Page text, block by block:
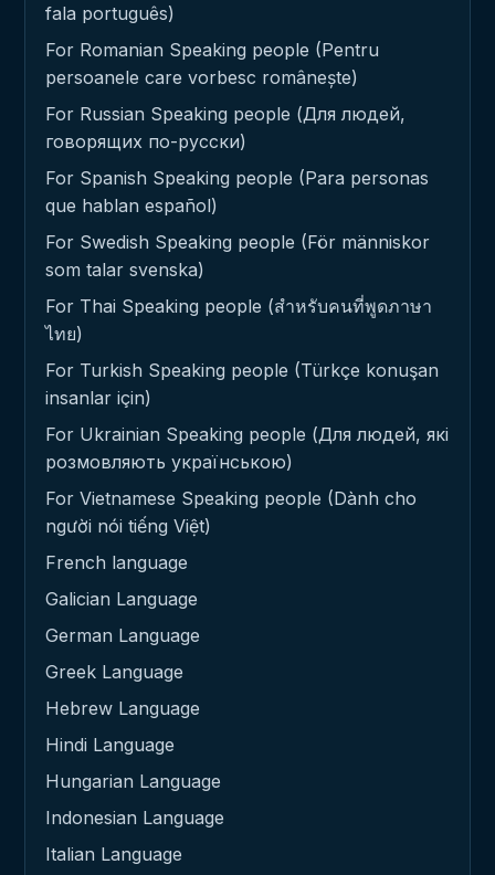
fala português)
For Romanian Speaking people (Pentru
persoanele care vorbesc românește)
For Russian Speaking people (Для людей,
говорящих по-русски)
For Spanish Speaking people (Para personas
que hablan español)
For Swedish Speaking people (För människor
som talar svenska)
For Thai Speaking people (สำหรับคนที่พูดภาษา
ไทย)
For Turkish Speaking people (Türkçe konuşan
insanlar için)
For Ukrainian Speaking people (Для людей, які
розмовляють українською)
For Vietnamese Speaking people (Dành cho
người nói tiếng Việt)
French language
Galician Language
German Language
Greek Language
Hebrew Language
Hindi Language
Hungarian Language
Indonesian Language
Italian Language